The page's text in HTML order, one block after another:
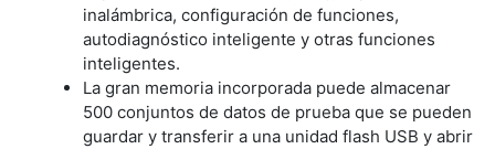
inalámbrica, configuración de funciones,
autodiagnóstico inteligente y otras funciones
inteligentes.
La gran memoria incorporada puede almacenar
500 conjuntos de datos de prueba que se pueden
guardar y transferir a una unidad flash USB y abrir